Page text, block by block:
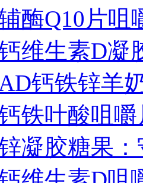
酶Q10片
维生素D凝
钙铁锌羊
铁叶酸咀
凝胶糖果